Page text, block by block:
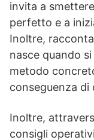
invita a
perfetto e a
Inoltre,
nasce quando
metodo
conseguenza di
Inoltre,
consigli